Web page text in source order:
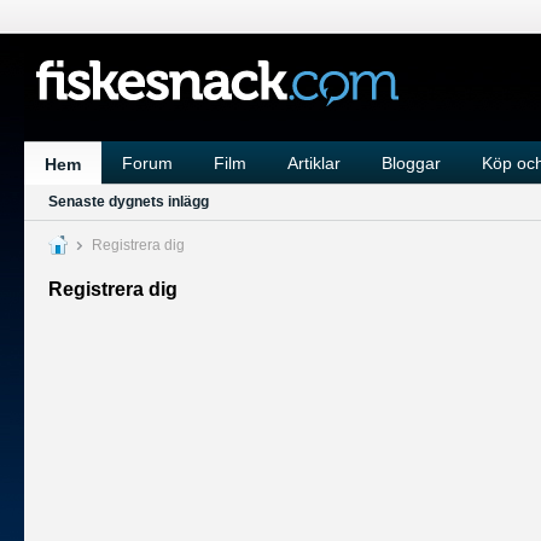
Hem Forum Film Artiklar Bloggar Köp
Senaste dygnets inlägg
Registrera dig
Registrera dig